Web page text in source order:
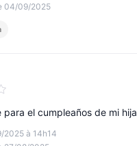
04/09/2025
2025 à 14h14
el cumpleaños de mi hija